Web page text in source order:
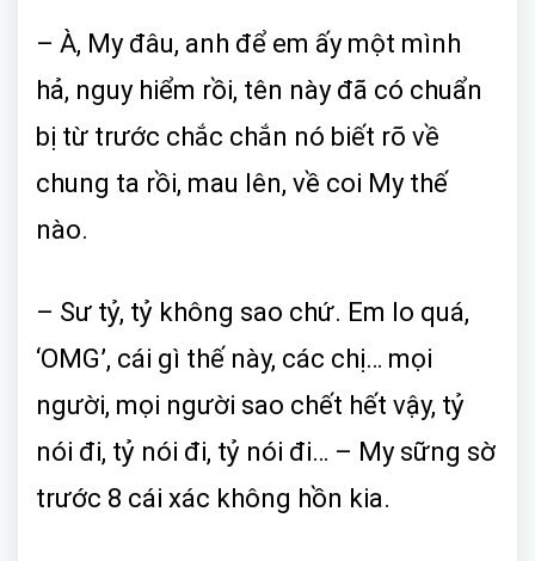
– À, My đâu, anh để em ấy một mình
hả, nguy hiểm rồi, tên này đã có chuẩn
bị từ trước chắc chắn nó biết rõ về
chung ta rồi, mau lên, về coi My thế
nào.
– Sư tỷ, tỷ không sao chứ. Em lo quá,
‘OMG’, cái gì thế này, các chị… mọi
người, mọi người sao chết hết vậy, tỷ
nói đi, tỷ nói đi, tỷ nói đi… – My sững sờ
trước 8 cái xác không hồn kia.